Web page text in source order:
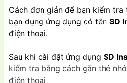
Cách đơn giản để bạn kiểm tra
bạn dụng ứng dụng có tên SD
điện thoại.
Sau khi cài đặt ứng dụng SD
kiểm tra bằng cách gắn thẻ
điện thoại